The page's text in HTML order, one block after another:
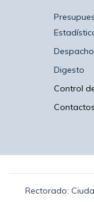
Despacho
Digesto
Control
Contactos
Rectorado: